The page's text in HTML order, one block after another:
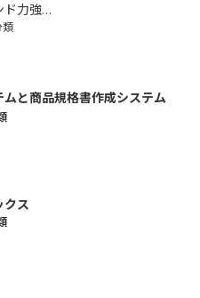
ド力強…
類
と商品規格書作成システム
クス